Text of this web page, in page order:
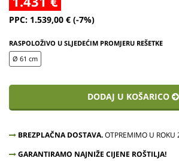
PPC: 1.539,00 € (-7%)
RASPOLOŽIVO U SLJEDEĆIM PROMJERU REŠETKE
Ø 61 cm
DODAJ U KOŠARICO
BREZPLAČNA DOSTAVA.OTPREMIMO U ROKU
GARANTIRAMO NAJNIŽE CIJENE ROŠTILJA!